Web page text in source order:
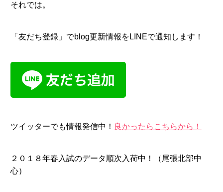
それでは。
「友だち登録」でblog更新情報をLINEで通知します！
ツイッターでも情報発信中！ 良かったらこちらから！
２０１８年春入試のデータ順次入荷中！（尾張北部中
心）